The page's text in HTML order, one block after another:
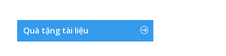
Quà tặng tài liệu